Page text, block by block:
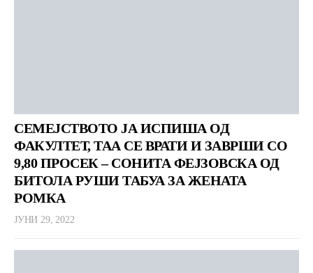
СЕМЕЈСТВОТО ЈА ИСПИША ОД
ФАКУЛТЕТ, ТАА СЕ ВРАТИ И ЗАВРШИ СО
9,80 ПРОСЕК – СОНИТА ФЕЈЗОВСКА ОД
БИТОЛА РУШИ ТАБУА ЗА ЖЕНАТА
РОМКА
ЈУНИ 29, 2022